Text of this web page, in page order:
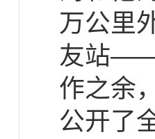
万公里
友站——
作之余
公开了